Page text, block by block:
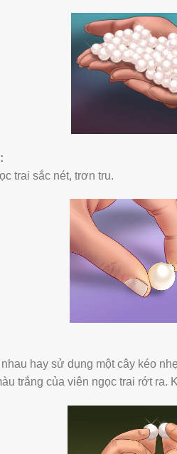
trai sắc nét, trơn tru.
hay sử dụng một cây kéo
trắng của viên ngọc trai rớt ra.